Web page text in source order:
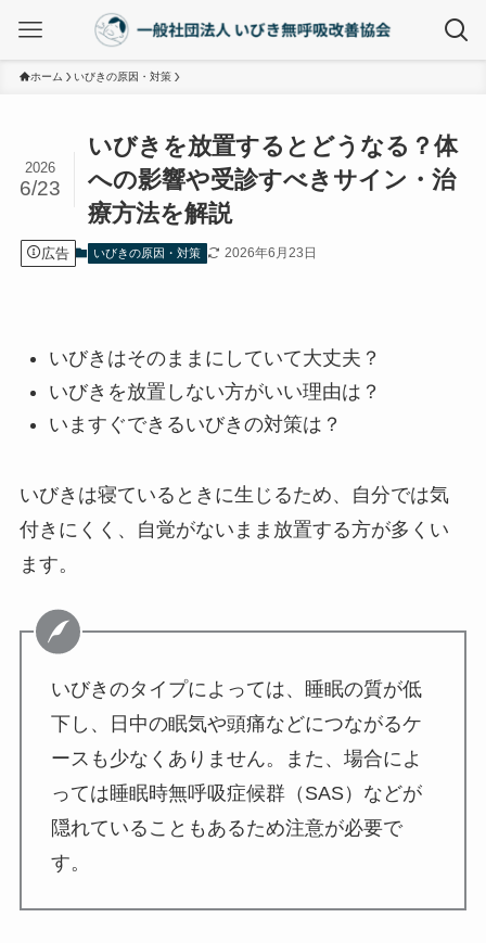
ホーム いびきの原因・対策
いびきを放置するとどうなる？体
への影響や受診すべきサイン・治
療方法を解説
2026
6/23
広告 いびきの原因・対策 2026年6月23日
いびきはそのままにしていて大丈夫？
いびきを放置しない方がいい理由は？
いますぐできるいびきの対策は？
いびきは寝ているときに生じるため、自分では気
付きにくく、自覚がないまま放置する方が多くい
ます。
いびきのタイプによっては、睡眠の質が低
下し、日中の眠気や頭痛などにつながるケ
ースも少なくありません。また、場合によ
っては睡眠時無呼吸症候群（SAS）などが
隠れていることもあるため注意が必要で
す。